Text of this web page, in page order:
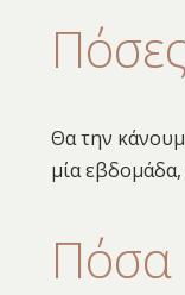
Θα την
μία
Πόσα